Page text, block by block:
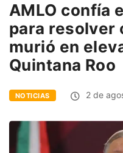
AMLO confía
para resolver
murió en
Quintana Roo
NOTICIAS 2 de